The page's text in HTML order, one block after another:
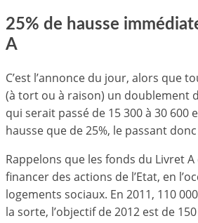
25% de hausse
A
C’est l’annonce du jour, alors que
(à tort ou à raison) un doublement
qui serait passé de 15 300 à 30 600
hausse que de 25%, le passant
Rappelons que les fonds du Livret
financer des actions de l’Etat, en
logements sociaux. En 2011, 110
la sorte, l’objectif de 2012 est de